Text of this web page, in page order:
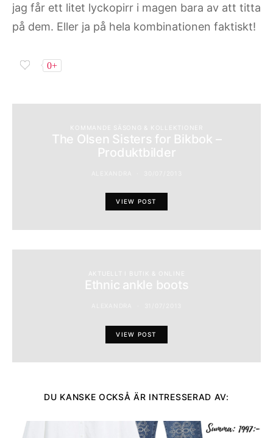
jag får ett litet lyckopirr i magen bara av att titta
på dem. Eller ja på hela kombinationen faktiskt!
0+
KOMMANDE SÄSONG & KOLLEKTIONER
The Olsen Sisters for Bikbok –
Produktbilder
VIEW POST
AKTUELLT I BUTIK & ONLINE
Ethnic ankle boots
VIEW POST
DU KANSKE OCKSÅ ÄR INTRESSERAD AV: